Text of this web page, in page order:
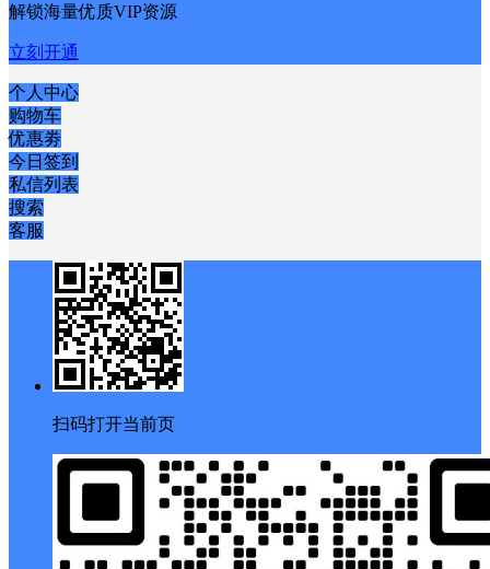
解锁海量优质VIP资源
立刻开通
个人中心
购物车
优惠劵
今日签到
私信列表
搜索
客服
扫码打开当前页